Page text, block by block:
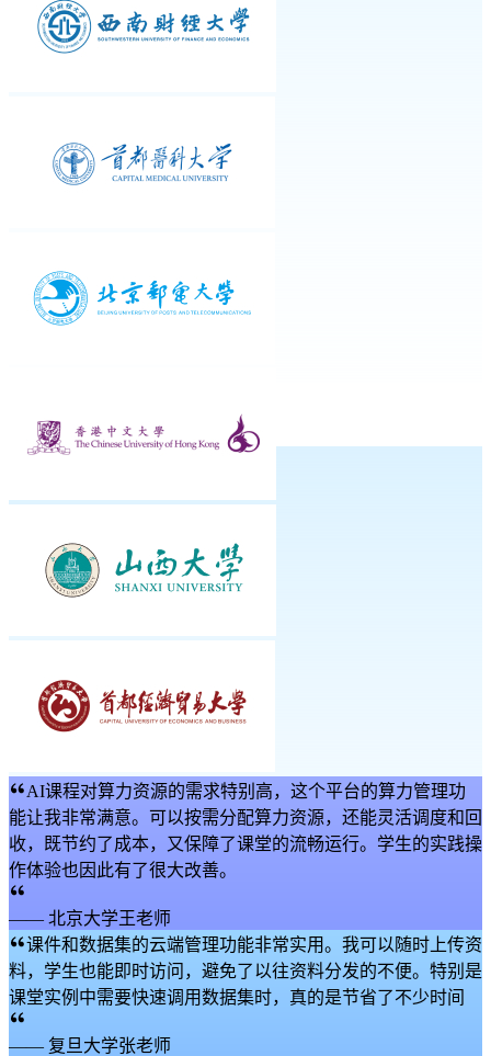
AI课程对算力资源的需求特别高，这个平台的算力管理功
能让我非常满意。可以按需分配算力资源，还能灵活调度和回
收，既节约了成本，又保障了课堂的流畅运行。学生的实践操
作体验也因此有了很大改善。
—— 北京大学王老师
课件和数据集的云端管理功能非常实用。我可以随时上传资
料，学生也能即时访问，避免了以往资料分发的不便。特别是
课堂实例中需要快速调用数据集时，真的是节省了不少时间
—— 复旦大学张老师